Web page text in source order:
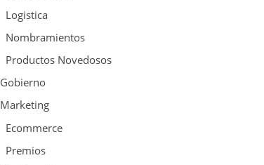
Logistica
Nombramientos
Productos Novedosos
Gobierno
Marketing
Ecommerce
Premios